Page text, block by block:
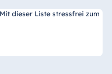
dieser Liste stressfrei zum